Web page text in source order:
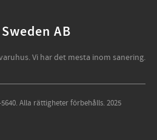
AB
Vi har det mesta inom sanering.
5640. Alla rättigheter förbehålls. 2025